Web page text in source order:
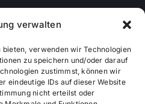
verwalten
verwenden wir Technologien
zu speichern und/oder darauf
zustimmst, können wir
eindeutige IDs auf dieser Website
nicht erteilst oder